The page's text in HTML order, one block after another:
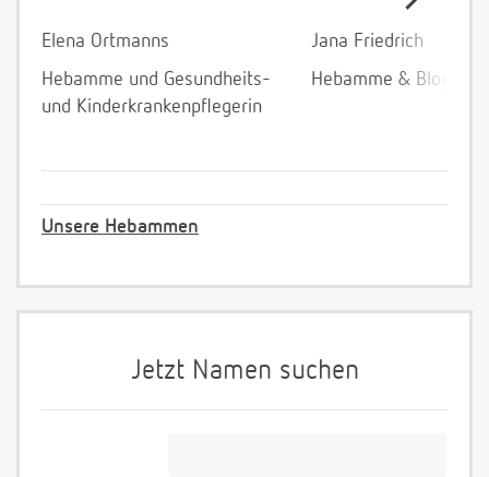
Elena Ortmanns
Hebamme und Gesundheits-
und Kinderkrankenpflegerin
Jana Friedrich
Hebamme &
Unsere Hebammen
Jetzt Namen suchen